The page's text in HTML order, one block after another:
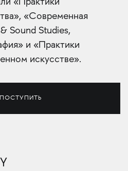
«Практики
«Современная
Sound Studies,
и «Практики
искусстве».